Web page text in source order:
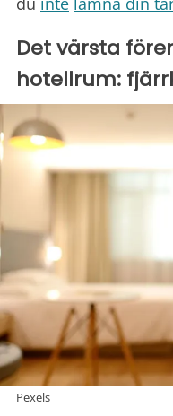
Det värsta
hotellrum:
Pexels